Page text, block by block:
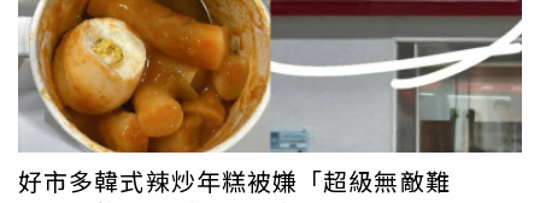
濕氣重，易引發傳染疾病，尤其現在疫情嚴峻，需要注意社
交距離，以避免傳染病發生。7、上山要注意穀雨日易下
雨，前往山上要注意容易天雨路滑，易跌倒摔倒，建議避免
前往山區。【開財運方法】準備一碗生米，米中放88元硬
幣，選當日早上9:00-11:00，向天外祈求財運大發，此碗米
為馬年穀雨米，求完後放在書桌上，男左女右，放1天後
好市多韓式辣炒年糕被嫌「超級無敵難